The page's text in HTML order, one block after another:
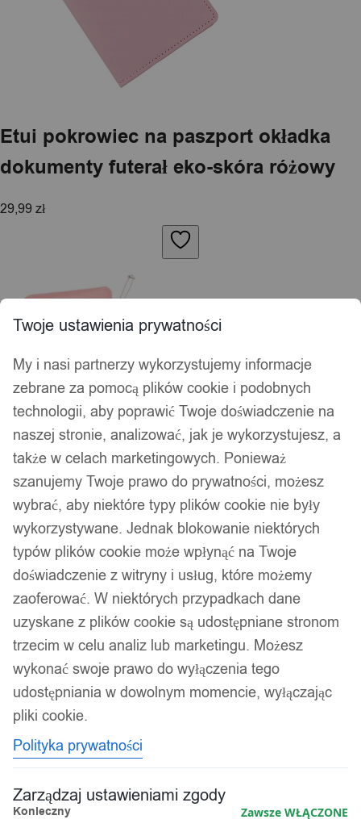
Etui pokrowiec na paszport okładka
dokumenty futerał eko-skóra różowy
29,99zł
Kosmetyczka podróżna rozkładana
wisząca damska xl
34,99zł
Twoje ustawienia prywatności
My i nasi partnerzy wykorzystujemy informacje
zebrane za pomocą plików cookie i podobnych
technologii, aby poprawić Twoje doświadczenie na
naszej stronie, analizować, jak je wykorzystujesz, a
także w celach marketingowych. Ponieważ
szanujemy Twoje prawo do prywatności, możesz
wybrać, aby niektóre typy plików cookie nie były
wykorzystywane. Jednak blokowanie niektórych
typów plików cookie może wpłynąć na Twoje
doświadczenie z witryny i usług, które możemy
zaoferować. W niektórych przypadkach dane
uzyskane z plików cookie są udostępniane stronom
trzecim w celu analiz lub marketingu. Możesz
wykonać swoje prawo do wyłączenia tego
udostępniania w dowolnym momencie, wyłączając
pliki cookie.
Polityka prywatności
Zarządzaj ustawieniami zgody
Konieczny Zawsze WŁĄCZONE